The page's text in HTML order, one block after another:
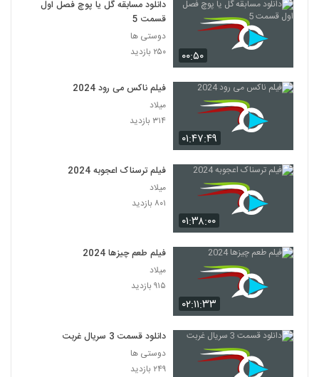
۰۰:۵۰
دانلود مسابقه گل یا پوچ فصل اول
قسمت 5
دوستی ها
۲۵۰ بازدید
۰۱:۴۷:۴۹
فیلم ناکس می رود 2024
میلاد
۳۱۴ بازدید
۰۱:۳۸:۰۰
فیلم ترسناک اعجوبه 2024
میلاد
۸۰۱ بازدید
۰۲:۱۱:۳۳
فیلم طعم چیزها 2024
میلاد
۹۱۵ بازدید
دانلود قسمت 3 سریال غربت
دوستی ها
۲۴۹ بازدید